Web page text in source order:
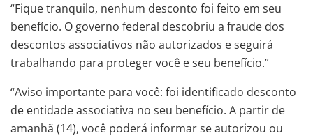
“Fique tranquilo, nenhum desconto foi feito em seu
benefício. O governo federal descobriu a fraude dos
descontos associativos não autorizados e seguirá
trabalhando para proteger você e seu benefício.”
“Aviso importante para você: foi identificado desconto
de entidade associativa no seu benefício. A partir de
amanhã (14), você poderá informar se autorizou ou